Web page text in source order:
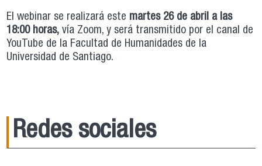
El webinar se realizará este martes 26 de abril a las
18:00 horas,vía Zoom, y será transmitido por el canal de
YouTube de la Facultad de Humanidades de la
Universidad de Santiago.
Redes sociales